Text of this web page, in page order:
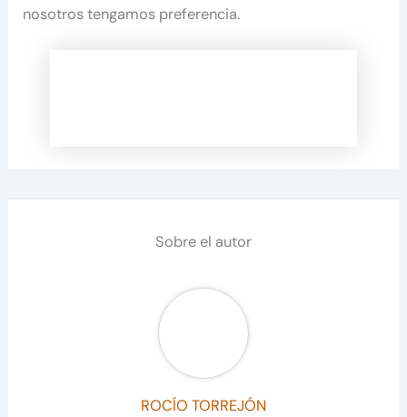
nosotros tengamos preferencia.
Sobre el autor
ROCÍO TORREJÓN